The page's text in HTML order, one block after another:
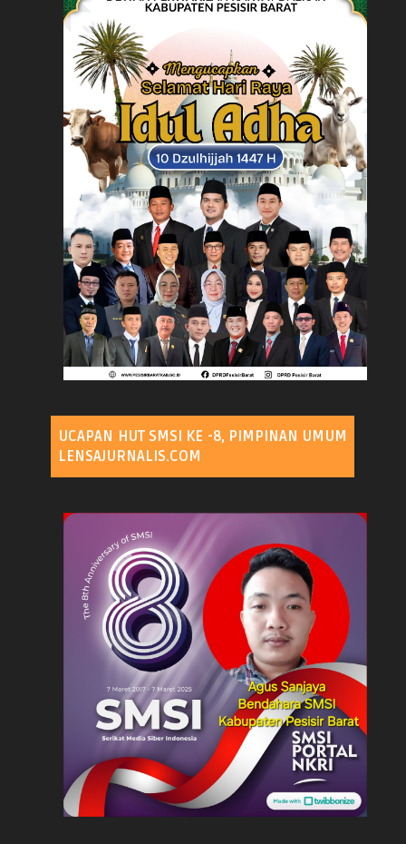
UCAPAN HUT SMSI KE -8, PIMPINAN UMUM
LENSAJURNALIS.COM